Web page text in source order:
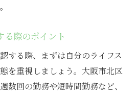
る際のポイント
する際、まずは自分のライフス
を重視しましょう。大阪市北区
数回の勤務や短時間勤務など、